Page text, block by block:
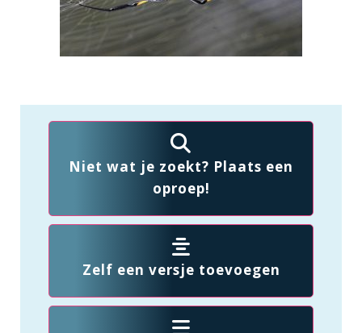
Niet wat je zoekt? Plaats een
oproep!
Zelf een versje toevoegen